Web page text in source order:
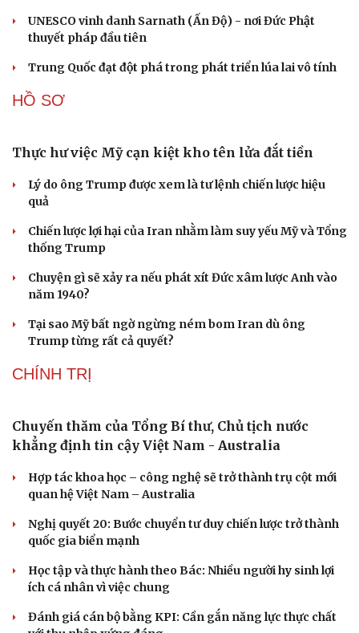
UNESCO vinh danh Sarnath (Ấn Độ) - nơi Đức Phật
thuyết pháp đầu tiên
Trung Quốc đạt đột phá trong phát triển lúa lai vô tính
HỒ SƠ
Thực hư việc Mỹ cạn kiệt kho tên lửa đắt tiền
Lý do ông Trump được xem là tư lệnh chiến lược hiệu
quả
Chiến lược lợi hại của Iran nhằm làm suy yếu Mỹ và Tổng
thống Trump
Chuyện gì sẽ xảy ra nếu phát xít Đức xâm lược Anh vào
năm 1940?
Tại sao Mỹ bất ngờ ngừng ném bom Iran dù ông
Trump từng rất cả quyết?
CHÍNH TRỊ
Chuyến thăm của Tổng Bí thư, Chủ tịch nước
khẳng định tin cậy Việt Nam - Australia
Hợp tác khoa học – công nghệ sẽ trở thành trụ cột mới
quan hệ Việt Nam – Australia
Nghị quyết 20: Bước chuyển tư duy chiến lược trở thành
quốc gia biển mạnh
Học tập và thực hành theo Bác: Nhiều người hy sinh lợi
ích cá nhân vì việc chung
Đánh giá cán bộ bằng KPI: Cần gắn năng lực thực chất